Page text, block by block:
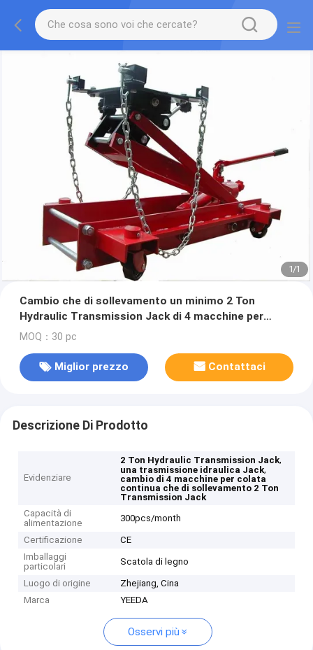
1/1
Cambio che di sollevamento un minimo 2 Ton
Hydraulic Transmission Jack di 4 macchine per
colata continua
MOQ：30 pc
Miglior prezzo Contattaci
Descrizione Di Prodotto
Evidenziare
2 Ton Hydraulic Transmission Jack,
una trasmissione idraulica Jack,
cambio di 4 macchine per colata
continua che di sollevamento 2 Ton
Transmission Jack
Capacità di
alimentazione
300pcs/month
Certificazione
CE
Imballaggi
particolari
Scatola di legno
Luogo di origine
Zhejiang, Cina
Marca
YEEDA
Osservi più